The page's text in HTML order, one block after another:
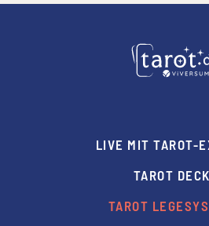
LIVE MIT TAROT-
TAROT
TAROT